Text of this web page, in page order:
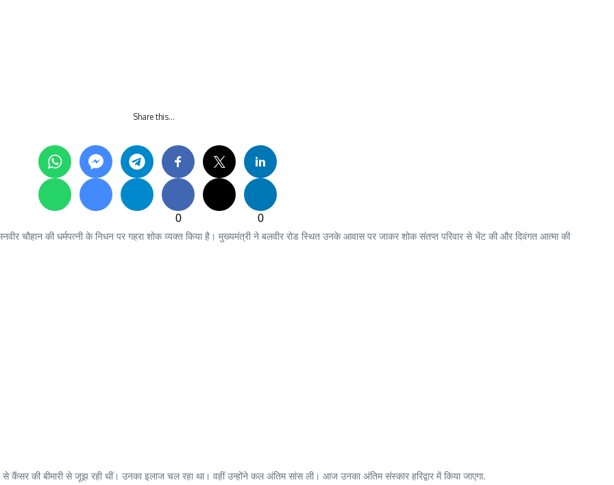
Share this…
0
0
चौहान की धर्मपत्नी के निधन पर गहरा शोक व्यक्त किया है। मुख्यमंत्री ने बलवीर रोड स्थित उनके आवास पर जाकर शोक संतप्त परिवार से भेंट की और दिवंगत आत्मा की
से कैंसर की बीमारी से जूझ रही थीं। उनका इलाज चल रहा था। वहीं उन्होंने कल अंतिम सांस ली। आज उनका अंतिम संस्कार हरिद्वार में किया जाएगा.